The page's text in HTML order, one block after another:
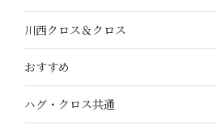
川西クロス＆クロス
おすすめ
ハグ・クロス共通